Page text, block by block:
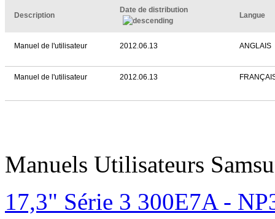
Description
Date de distribution
Langue
Manuel de l'utilisateur 2012.06.13 ANGLAIS
Manuel de l'utilisateur 2012.06.13
Manuels Utilisateurs
17,3" Série 3 300E7A -